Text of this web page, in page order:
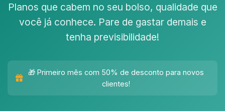
Planos que cabem no seu bolso, qualidade que
você já conhece. Pare de gastar demais e
tenha previsibilidade!
🎁 Primeiro mês com 50% de desconto para novos
clientes!